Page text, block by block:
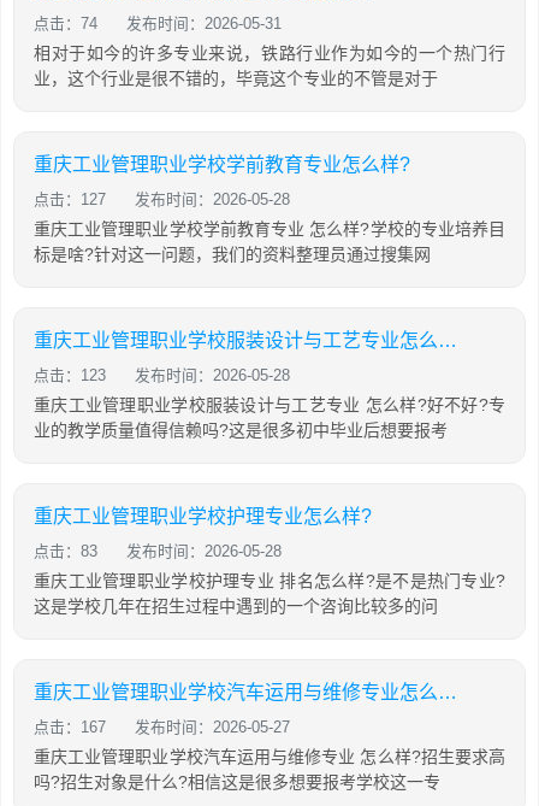
点击：74 发布时间：2026-05-31
相对于如今的许多专业来说，铁路行业作为如今的一个热门行
业，这个行业是很不错的，毕竟这个专业的不管是对于
重庆工业管理职业学校学前教育专业怎么样?
点击：127 发布时间：2026-05-28
重庆工业管理职业学校学前教育专业 怎么样?学校的专业培养目
标是啥?针对这一问题，我们的资料整理员通过搜集网
重庆工业管理职业学校服装设计与工艺专业怎么样?
点击：123 发布时间：2026-05-28
重庆工业管理职业学校服装设计与工艺专业 怎么样?好不好?专
业的教学质量值得信赖吗?这是很多初中毕业后想要报考
重庆工业管理职业学校护理专业怎么样?
点击：83 发布时间：2026-05-28
重庆工业管理职业学校护理专业 排名怎么样?是不是热门专业?
这是学校几年在招生过程中遇到的一个咨询比较多的问
重庆工业管理职业学校汽车运用与维修专业怎么样?
点击：167 发布时间：2026-05-27
重庆工业管理职业学校汽车运用与维修专业 怎么样?招生要求高
吗?招生对象是什么?相信这是很多想要报考学校这一专